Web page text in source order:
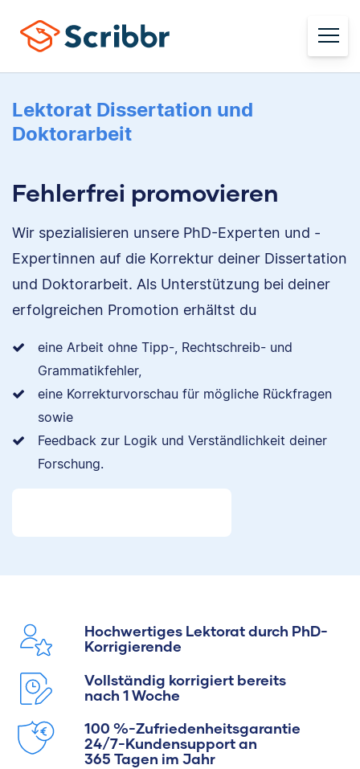
Lektorat Dissertation und
Doktorarbeit
Fehlerfrei promovieren
Wir spezialisieren unsere PhD-Experten und -
Expertinnen auf die Korrektur deiner Dissertation
und Doktorarbeit. Als Unterstützung bei deiner
erfolgreichen Promotion erhältst du
eine Arbeit ohne Tipp-, Rechtschreib- und
Grammatikfehler,
eine Korrekturvorschau für mögliche Rückfragen
sowie
Feedback zur Logik und Verständlichkeit deiner
Forschung.
Hochwertiges Lektorat durch PhD-
Korrigierende
Vollständig korrigiert bereits
nach 1 Woche
100 %-Zufriedenheitsgarantie
24/7-Kundensupport an
365 Tagen im Jahr